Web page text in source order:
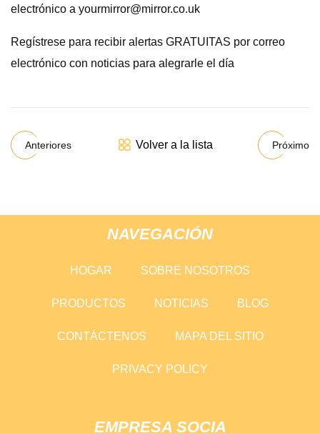
electrónico a yourmirror@mirror.co.uk
Regístrese para recibir alertas GRATUITAS por correo
electrónico con noticias para alegrarle el día
Anteriores Volver a la lista Próximo
NAVEGACIÓN
HOGAR SOBRE NOSOTROS
PRODUCTOS NOTICIAS BLOG
CONTÁCTENOS MAPA DEL SITIO
PRIVACY POLICY
EMPRESA SOCIA